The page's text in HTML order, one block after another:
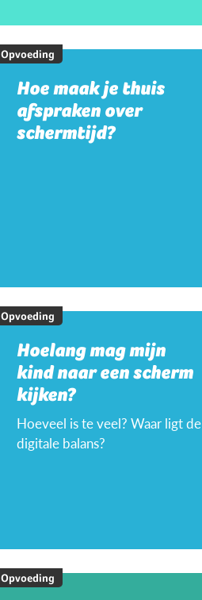
Opvoeding
Hoe maak je thuis
afspraken over
schermtijd?
Opvoeding
Hoelang mag mijn
kind naar een scherm
kijken?
Hoeveel is te veel? Waar ligt de
digitale balans?
Opvoeding